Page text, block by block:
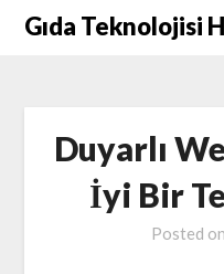
SkipGıda Teknolojisi
Duyarlı
İyi Bir
Posted on